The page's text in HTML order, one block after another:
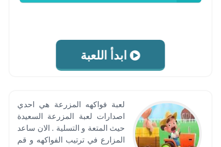
ابدأ اللعبة
لعبة فواكهه المزرعة هي احدي
اصدارات لعبة المزرعة السعيدة
حيث المتعة و التسلية . الان ساعد
المزارع في ترتيب الفواكهه و قم